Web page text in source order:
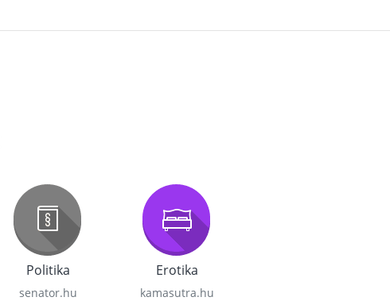
Politika
senator.hu
Erotika
kamasutra.hu